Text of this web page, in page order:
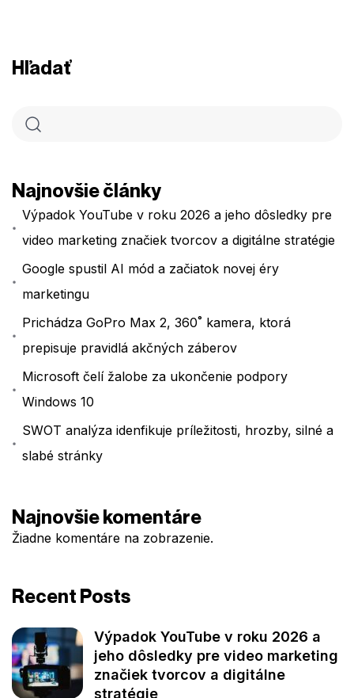
Hľadať
Najnovšie články
Výpadok YouTube v roku 2026 a jeho dôsledky pre
video marketing značiek tvorcov a digitálne stratégie
Google spustil AI mód a začiatok novej éry
marketingu
Prichádza GoPro Max 2, 360˚ kamera, ktorá
prepisuje pravidlá akčných záberov
Microsoft čelí žalobe za ukončenie podpory
Windows 10
SWOT analýza idenfikuje príležitosti, hrozby, silné a
slabé stránky
Najnovšie komentáre
Žiadne komentáre na zobrazenie.
Recent Posts
Výpadok YouTube v roku 2026 a
jeho dôsledky pre video marketing
značiek tvorcov a digitálne
stratégie